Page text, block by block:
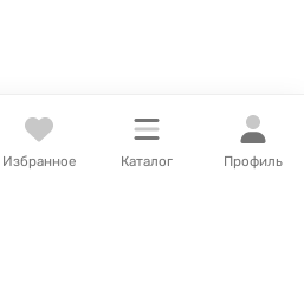
Избранное Каталог Профиль
Заказать звонок